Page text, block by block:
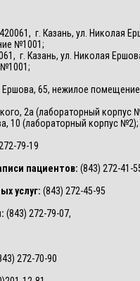
г. Казань, ул. Николая
№1001;
г. Казань, ул. Николая
Ершова, 65, нежилое
2а (лабораторный корпус
10 (лабораторный корпус №2);
79-19
пациентов: (843) 272-41-
услуг: (843) 272-45-95
(843) 272-79-07,
272-70-90